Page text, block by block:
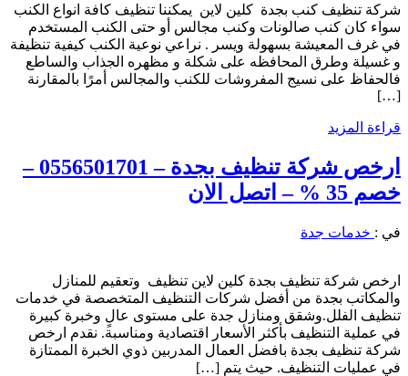
شركة تنظيف كنب بجدة كلين لاين يمكننا تنظيف كافة انواع الكنب
سواء كان كنب صالونات وكنب مجالس أو حتى الكنب المستخدم
في غرف المعيشة بسهولة ويسر . نراعي نوعية الكنب كيفية تنظيفة
و غسيلة وطرق المحافظه على شكلة و مظهره الجذاب والساطع
فالحفاظ على نسيج المفروشات للكنب والمجالس أمرًا بالمقارنة
[…]
قراءة المزيد
ارخص شركة تنظيف بجدة – 0556501701 –
خصم 35 % – اتصل الان
في : خدمات جدة
ارخص شركة تنظيف بجدة كلين لاين تنظيف وتعقيم للمنازل
والمكاتب بجدة من أفضل شركات التنظيف المتخصصة في خدمات
تنظيف الفلل.وشقق ومنازل جدة على مستوى عالٍ وخبرة كبيرة
في عملية التنظيف بأكثر الأسعار اقتصادية ومناسبة. نقدم ارخص
شركة تنظيف بجدة بافضل العمال المدربين ذوي الخبرة الممتازة
في عمليات التنظيف. حيث يتم […]